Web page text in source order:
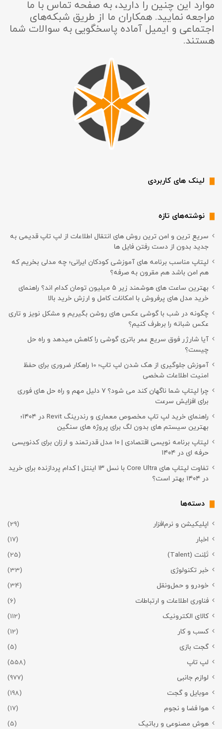
موارد این چنین را دارید، به صفحه تماس با ما
مراجعه نمایید. همکاران ما از طریق شبکه‌های
اجتماعی و ایمیل آماده پاسخگویی به سوالات شما
هستند.
لینک های کاربردی
نوشته‌های تازه
سریع ترین و امن ترین روش های انتقال اطلاعات از لپ تاپ قدیمی به
جدید بدون از دست رفتن فایل ها
لپتاپ مناسب برنامه های آموزشی کودکان ایرانی؛ چه مدلی بخریم که
هم امن باشد هم مقرون به صرفه؟
بهترین ساعت های هوشمند زیر ۵ میلیون تومان کدام اند؟ راهنمای
خرید مدل های پرفروش با امکانات کامل و ارزش خرید بالا
چگونه در شب با گوشی عکس های روشن بگیریم و مشکل نویز و تاری
عکس شبانه را برطرف کنیم؟
آیا شارژر فوق سریع عمر باتری گوشی را کاهش میدهد و راه حل
چیست؟
آموزش جلوگیری از هک شدن لپ تاپ؛ 10 راهکار ضروری برای حفظ
امنیت اطلاعات شخصی
چرا لپتاپ شما ناگهان کند می شود؟ ۷ دلیل مهم و راه حل های فوری
برای افزایش سرعت
راهنمای خرید لپ تاپ مخصوص معماری و رندرینگ Revit در ۱۴۰۴؛
بهترین سیستم های بدون لگ برای پروژه های سنگین
لپتاپ برنامه نویسی اقتصادی | ۱۰ مدل قدرتمند و ارزان برای کدنویسی
حرفه ای در ۱۴۰۴
تفاوت لپتاپ های Core Ultra با نسل ۱۳ اینتل | کدام پردازنده برای خرید
در ۱۴۰۴ بهتر است؟
دسته‌ها
اپلیکیشن و نرم‌افزار
(29)
اخبار
(17)
تَلِنت (Talent)
(25)
خبر تکنولوژی
(33)
خودرو و حمل‌و‌نقل
(34)
فناوری اطلاعات و ارتباطات
(6)
کالای الکترونیک
(112)
کسب و کار
(12)
گجت بازی
(5)
لپ تاپ
(558)
لوازم جانبی
(977)
موبایل و گجت
(198)
هوا فضا و نجوم
(17)
هوش مصنوعی و رباتیک
(5)